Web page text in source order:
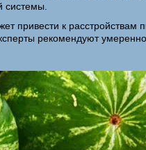
системы.
привести к
рекомендуют